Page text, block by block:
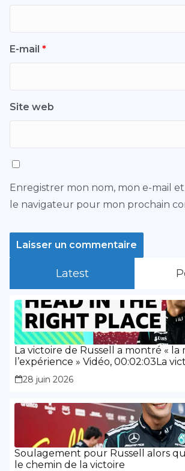
E-mail *
Site web
Enregistrer mon nom, mon e-mail
le navigateur pour mon prochain
Latest
La victoire de Russell a montré «
l’expérience » Vidéo, 00:02:03La
Russell a montré « la maturité et
28 juin 2026
Soulagement pour Russell alors
le chemin de la victoire